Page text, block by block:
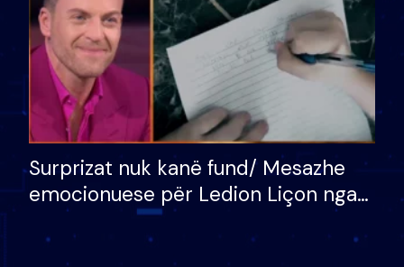
Surprizat nuk kanë fund/ Mesazhe
emocionuese për Ledion Liçon nga
nëna dhe fëmijët e tij, moderatori
nuk i mban dot lotët: Nuk meritoj…